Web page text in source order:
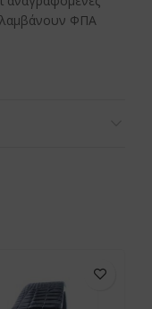
ΦΠΑ